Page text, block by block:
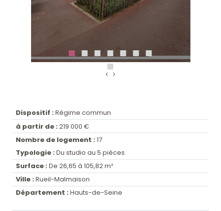
Dispositif : Régime commun
à partir de : 219 000 €
Nombre de logement : 17
Typologie : Du studio au 5 pièces
Surface : De 26,65 à 105,82 m²
Ville : Rueil-Malmaison
Département : Hauts-de-Seine